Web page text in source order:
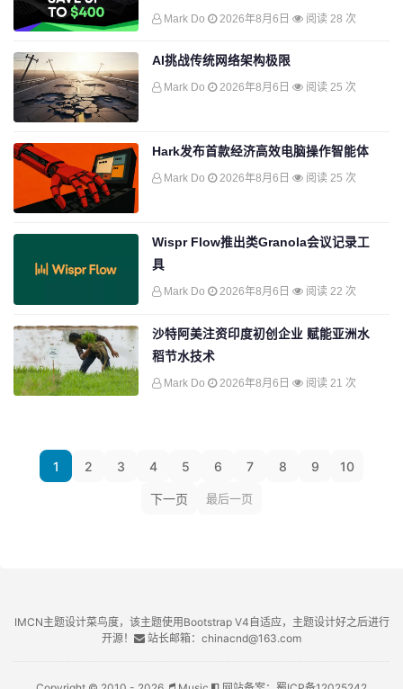
Mark Do 2026年8月6日 阅读 28 次
AI挑战传统网络架构极限
Mark Do 2026年8月6日 阅读 25 次
Hark发布首款经济高效电脑操作智能体
Mark Do 2026年8月6日 阅读 25 次
Wispr Flow推出类Granola会议记录工
具
Mark Do 2026年8月6日 阅读 22 次
沙特阿美注资印度初创企业 赋能亚洲水
稻节水技术
Mark Do 2026年8月6日 阅读 21 次
1 2 3 4 5 6 7 8 9 10
下一页 最后一页
IMCN主题设计菜鸟度，该主题使用Bootstrap V4自适应，主题设计好之后进行
开源！
站长邮箱：chinacnd@163.com